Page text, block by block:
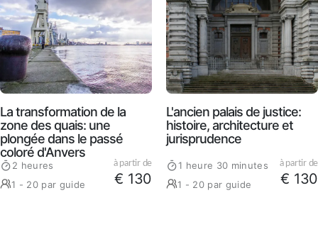
La transformation de la
zone des quais: une
plongée dans le passé
coloré d'Anvers
2 heures
1 - 20 par guide
à partir de
€ 130
L'ancien palais de justice:
histoire, architecture et
jurisprudence
1 heure 30 minutes
1 - 20 par guide
à partir de
€ 130